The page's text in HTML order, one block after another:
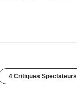
4 Critiques Spectateurs